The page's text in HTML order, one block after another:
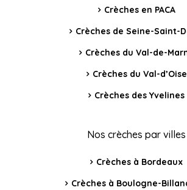
Crèches en PACA
Crèches de Seine-Saint-
Crèches du Val-de-
Crèches du Val-d’Oise
Crèches des Yvelines
Nos crèches par villes
Crèches à Bordeaux
Crèches à Boulogne-